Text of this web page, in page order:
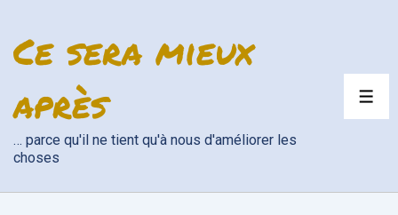
passer
au
principal
Ce sera mieux
après
… parce qu'il ne tient qu'à nous d'améliorer les
choses